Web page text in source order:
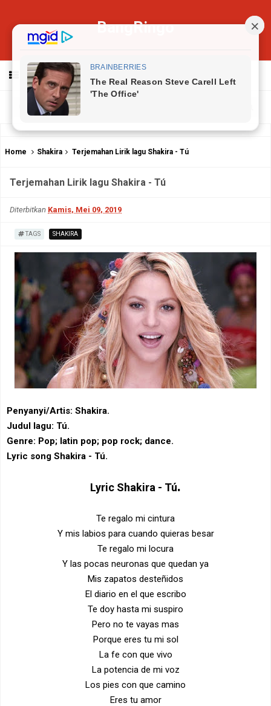
BangRingo
MENU
Home Shakira Terjemahan Lirik lagu Shakira - Tú
Terjemahan Lirik lagu Shakira - Tú
Diterbitkan Kamis, Mei 09, 2019
TAGS SHAKIRA
Penyanyi/Artis: Shakira.
Judul lagu: Tú.
Genre: Pop; ‎latin pop‎; ‎pop rock‎; ‎dance.
Lyric song Shakira - Tú.
Lyric Shakira - Tú.
Te regalo mi cintura
Y mis labios para cuando quieras besar
Te regalo mi locura
Y las pocas neuronas que quedan ya
Mis zapatos desteñidos
El diario en el que escribo
Te doy hasta mi suspiro
Pero no te vayas mas
Porque eres tu mi sol
La fe con que vivo
La potencia de mi voz
Los pies con que camino
Eres tu amor